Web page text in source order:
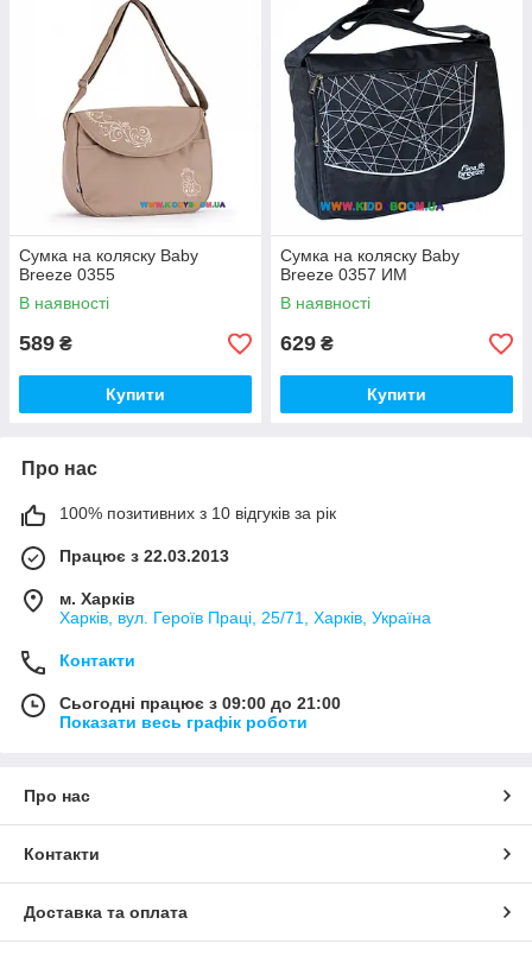
Сумка на коляску Baby
Breeze 0355
В наявності
589 ₴
Купити
Сумка на коляску Baby
Breeze 0357 ИМ
В наявності
629 ₴
Купити
Про нас
100% позитивних з 10 відгуків за рік
Працює з 22.03.2013
м. Харків
Харків, вул. Героїв Праці, 25/71, Харків, Україна
Контакти
Сьогодні працює з 09:00 до 21:00
Показати весь графік роботи
Про нас
Контакти
Доставка та оплата